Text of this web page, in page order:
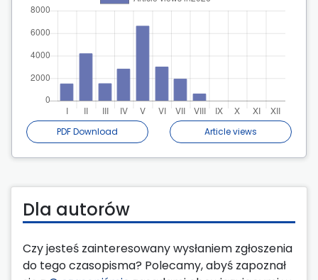
PDF Download Article views
Dla autorów
Czy jesteś zainteresowany wysłaniem zgłoszenia
do tego czasopisma? Polecamy, abyś zapoznał